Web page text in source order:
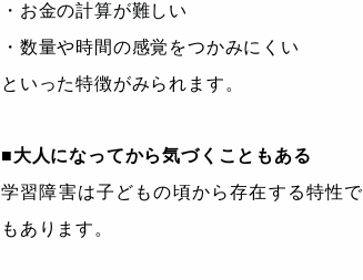
・お金の計算が難しい
・数量や時間の感覚をつかみにくい
といった特徴がみられます。
■大人になってから気づくこともある
学習障害は子どもの頃から存在する特性
もあります。